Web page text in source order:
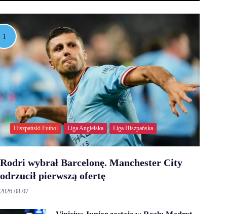
Hiszpański Futbol Liga Angielska Liga Hiszpańska
Rodri wybrał Barcelonę. Manchester City
odrzucił pierwszą ofertę
2026-08-07